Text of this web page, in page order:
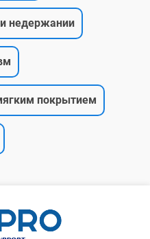
недержании
покрытием